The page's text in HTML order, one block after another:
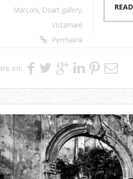
Marconi, Osart gallery,
Vistamare
Permalink
on: